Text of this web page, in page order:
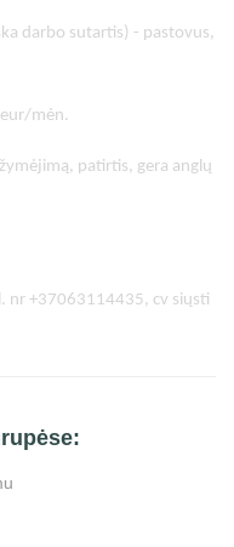
darbo sutartis) - pastovus,
mėn.
patirtis, gera anglų
nr +37063114435, cv siųsti